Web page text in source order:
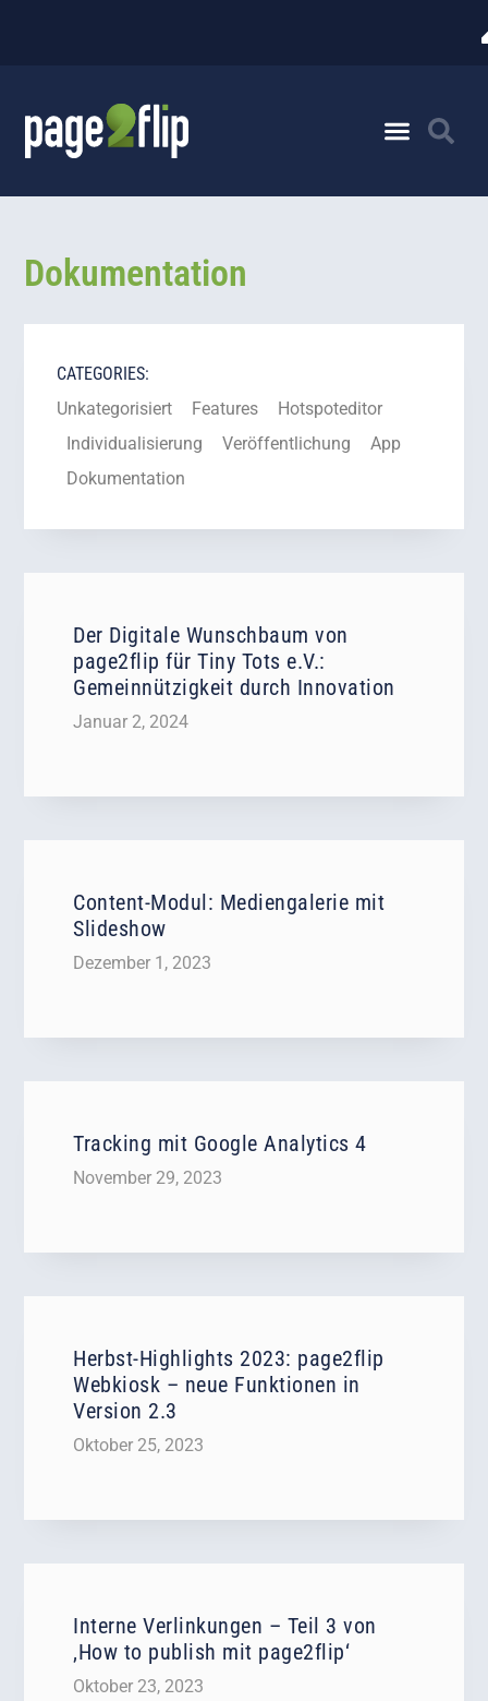
Dokumentation
CATEGORIES:
Unkategorisiert
Features
Hotspoteditor
Individualisierung
Veröffentlichung
App
Dokumentation
Der Digitale Wunschbaum von
page2flip für Tiny Tots e.V.:
Gemeinnützigkeit durch Innovation
Januar 2, 2024
Content-Modul: Mediengalerie mit
Slideshow
Dezember 1, 2023
Tracking mit Google Analytics 4
November 29, 2023
Herbst-Highlights 2023: page2flip
Webkiosk – neue Funktionen in
Version 2.3
Oktober 25, 2023
Interne Verlinkungen – Teil 3 von
‚How to publish mit page2flip‘
Oktober 23, 2023